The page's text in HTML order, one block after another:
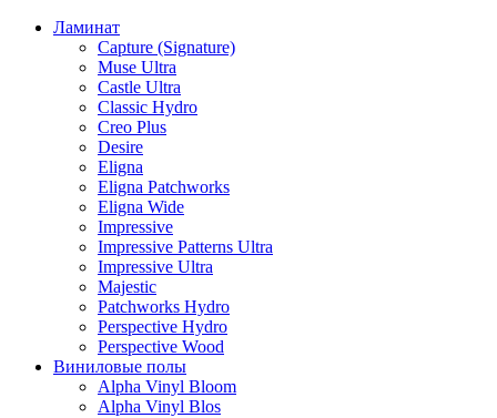
Ламинат
Capture (Signature)
Muse Ultra
Castle Ultra
Classic Hydro
Creo Plus
Desire
Eligna
Eligna Patchworks
Eligna Wide
Impressive
Impressive Patterns Ultra
Impressive Ultra
Majestic
Patchworks Hydro
Perspective Hydro
Perspective Wood
Виниловые полы
Alpha Vinyl Bloom
Alpha Vinyl Blos